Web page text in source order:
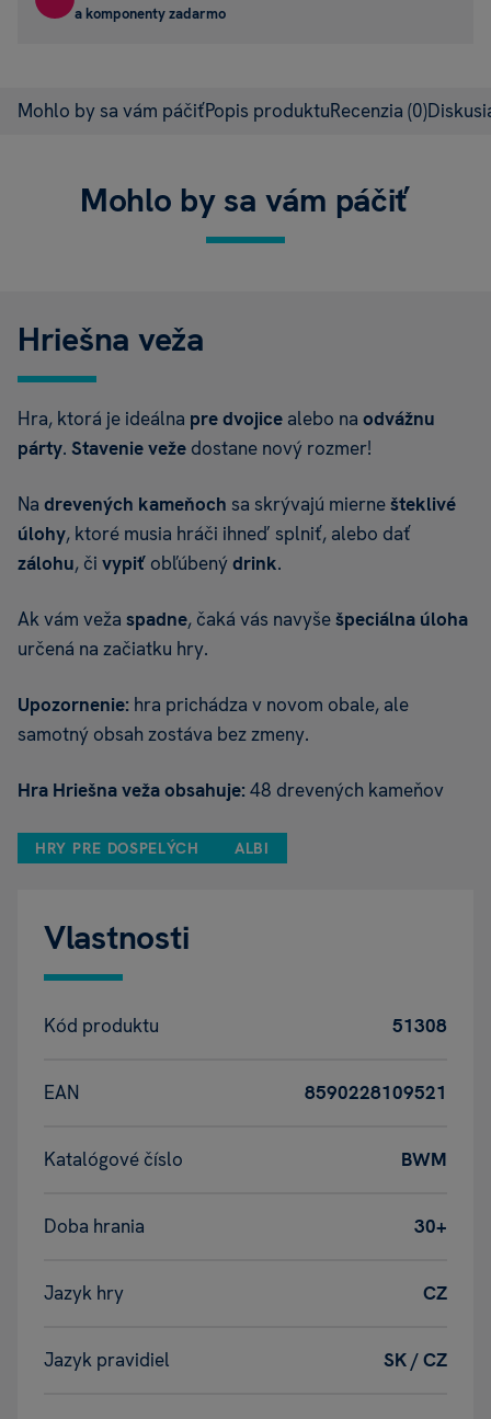
a komponenty zadarmo
Mohlo by sa vám páčiťPopis produktuRecenzia (0)
Mohlo by sa vám páčiť
Hriešna veža
Hra, ktorá je ideálna pre dvojice alebo na odvážnu
párty. Stavenie veže dostane nový rozmer!
Na drevených kameňoch sa skrývajú miernešteklivé
úlohy, ktoré musia hráči ihneď splniť, alebo dať
zálohu, či vypiť obľúbenýdrink.
Ak vám veža spadne, čaká vás navyšešpeciálna úloha
určená na začiatku hry.
Upozornenie: hra prichádza v novom obale, ale
samotný obsah zostáva bez zmeny.
Hra Hriešna veža obsahuje: 48 drevených kameňov
HRY PRE DOSPELÝCH ALBI
Vlastnosti
Kód produktu 51308
EAN 8590228109521
Katalógové číslo BWM
Doba hrania 30+
Jazyk hry CZ
Jazyk pravidiel SK / CZ